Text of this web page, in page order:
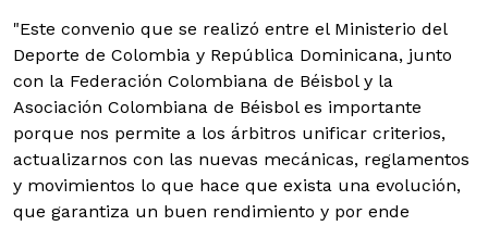
"Este convenio que se realizó entre el Ministerio del
Deporte de Colombia y República Dominicana, junto
con la Federación Colombiana de Béisbol y la
Asociación Colombiana de Béisbol es importante
porque nos permite a los árbitros unificar criterios,
actualizarnos con las nuevas mecánicas, reglamentos
y movimientos lo que hace que exista una evolución,
que garantiza un buen rendimiento y por ende